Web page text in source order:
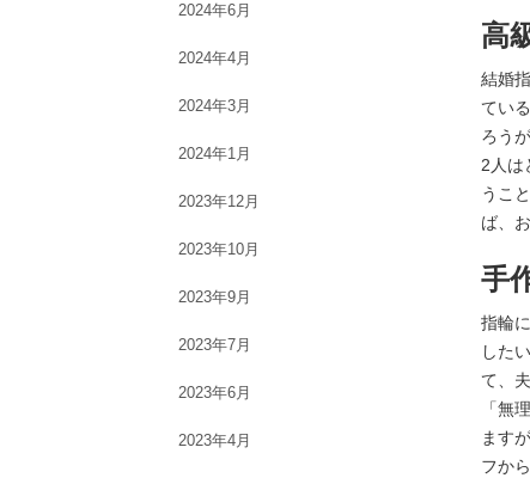
高
結婚
てい
ろう
2人は
うこ
ば、
手
指輪
した
て、
「無
ます
フか
2024年6月
2024年4月
2024年3月
2024年1月
2023年12月
2023年10月
2023年9月
2023年7月
2023年6月
2023年4月